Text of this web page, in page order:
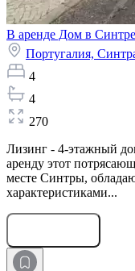
В аренде Дом в
Португалия,
4
4
270
Лизинг - 4-этажный
аренду этот
месте Синтры,
характеристиками...